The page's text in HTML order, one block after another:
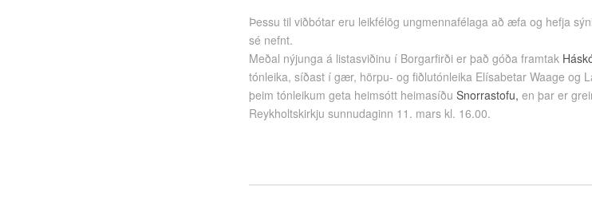
Þessu til viðbótar eru leikfélög ungmennafélaga að æfa og hefja
sé nefnt.
Meðal nýjunga á listasviðinu í Borgarfirði er það góða framtak
tónleika, síðast í gær, hörpu- og fiðlutónleika Elísabetar Waage og
þeim tónleikum geta heimsótt heimasíðu Snorrastofu, en þar er
Reykholtskirkju sunnudaginn 11. mars kl. 16.00.